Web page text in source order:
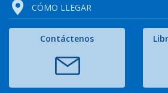
CÓMO LLEGAR
Contáctenos